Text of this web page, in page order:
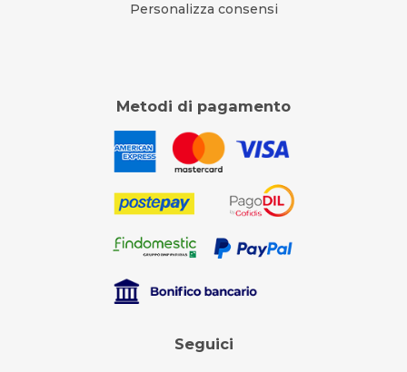
Personalizza consensi
Metodi di pagamento
Seguici